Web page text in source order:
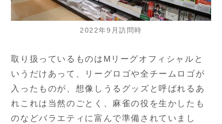
2022年9月訪問時
取り扱っているものはMリーグオフィシャルと
いうだけあって、リーグロゴや全チームロゴが
入ったものが、想像しうるグッズと呼ばれるあ
れこれは当然のごとく、麻雀の役を生かしたも
のなどバラエティに富んで準備されていまし